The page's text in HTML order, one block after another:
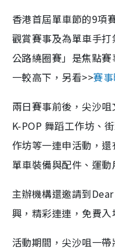
香港首屆單車節的9項
觀賞賽事及為單車手
公路繞圈賽」是焦點
一較高下，另看>>賽
兩日賽事前後，尖沙
K-POP 舞蹈工作坊、
作坊等一連申活動，
單車裝備與配件、運動
主辦機構還邀請到
興，精彩連連，免費入
活動期間，尖沙咀一